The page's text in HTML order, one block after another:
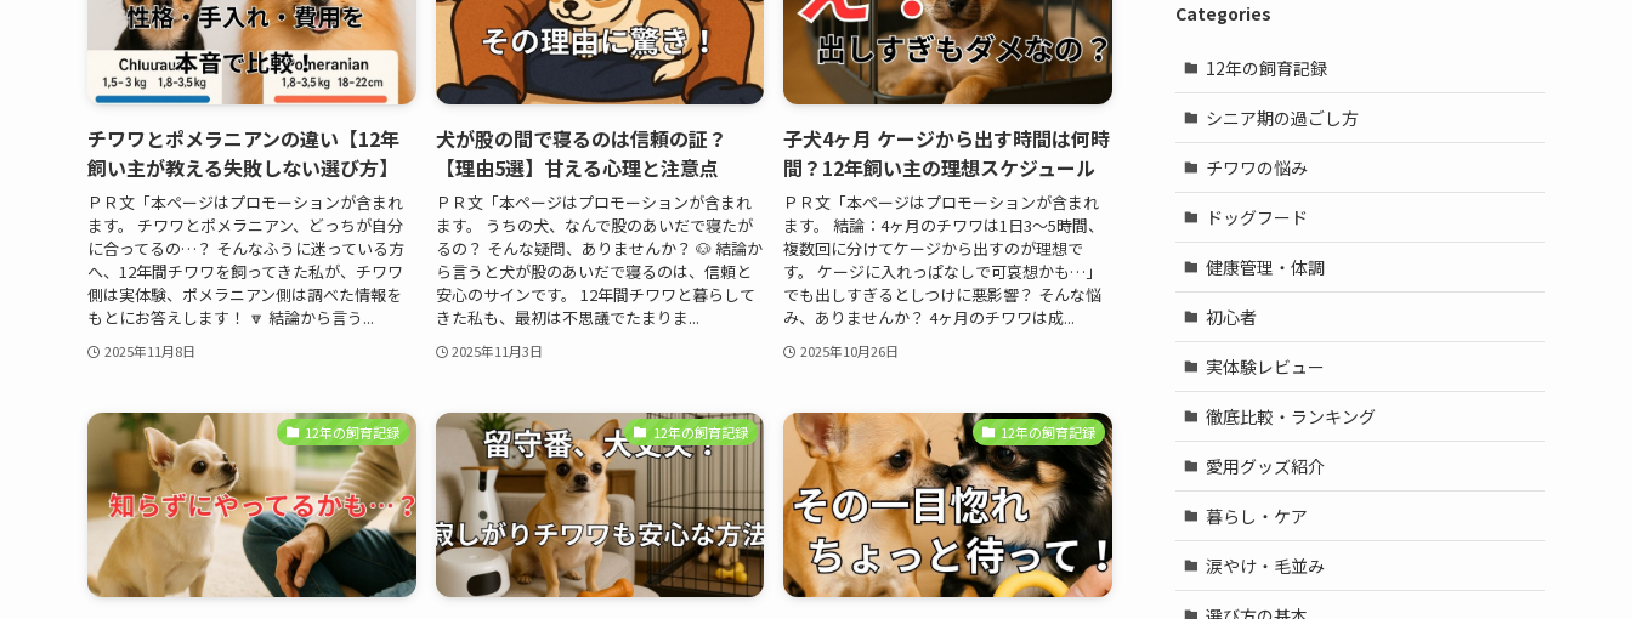
チワワとポメラニアンの違い【12年
飼い主が教える失敗しない選び方】
ＰＲ文「本ページはプロモーションが含まれ
ます。 チワワとポメラニアン、どっちが自分
に合ってるの…？ そんなふうに迷っている方
へ、12年間チワワを飼ってきた私が、チワワ
側は実体験、ポメラニアン側は調べた情報を
もとにお答えします！ 🔽 結論から言う...
2025年11月8日
犬が股の間で寝るのは信頼の証？
【理由5選】甘える心理と注意点
ＰＲ文「本ページはプロモーションが含まれ
ます。 うちの犬、なんで股のあいだで寝たが
るの？ そんな疑問、ありませんか？ 🐶 結論か
ら言うと犬が股のあいだで寝るのは、信頼と
安心のサインです。 12年間チワワと暮らして
きた私も、最初は不思議でたまりま...
2025年11月3日
子犬4ヶ月 ケージから出す時間は何時
間？12年飼い主の理想スケジュール
ＰＲ文「本ページはプロモーションが含まれ
ます。 結論：4ヶ月のチワワは1日3〜5時間、
複数回に分けてケージから出すのが理想で
す。 ケージに入れっぱなしで可哀想かも…」
でも出しすぎるとしつけに悪影響？ そんな悩
み、ありませんか？ 4ヶ月のチワワは成...
2025年10月26日
12年の飼育記録 12年の飼育記録 12年の飼育記録
Categories
12年の飼育記録
シニア期の過ごし方
チワワの悩み
ドッグフード
健康管理・体調
初心者
実体験レビュー
徹底比較・ランキング
愛用グッズ紹介
暮らし・ケア
涙やけ・毛並み